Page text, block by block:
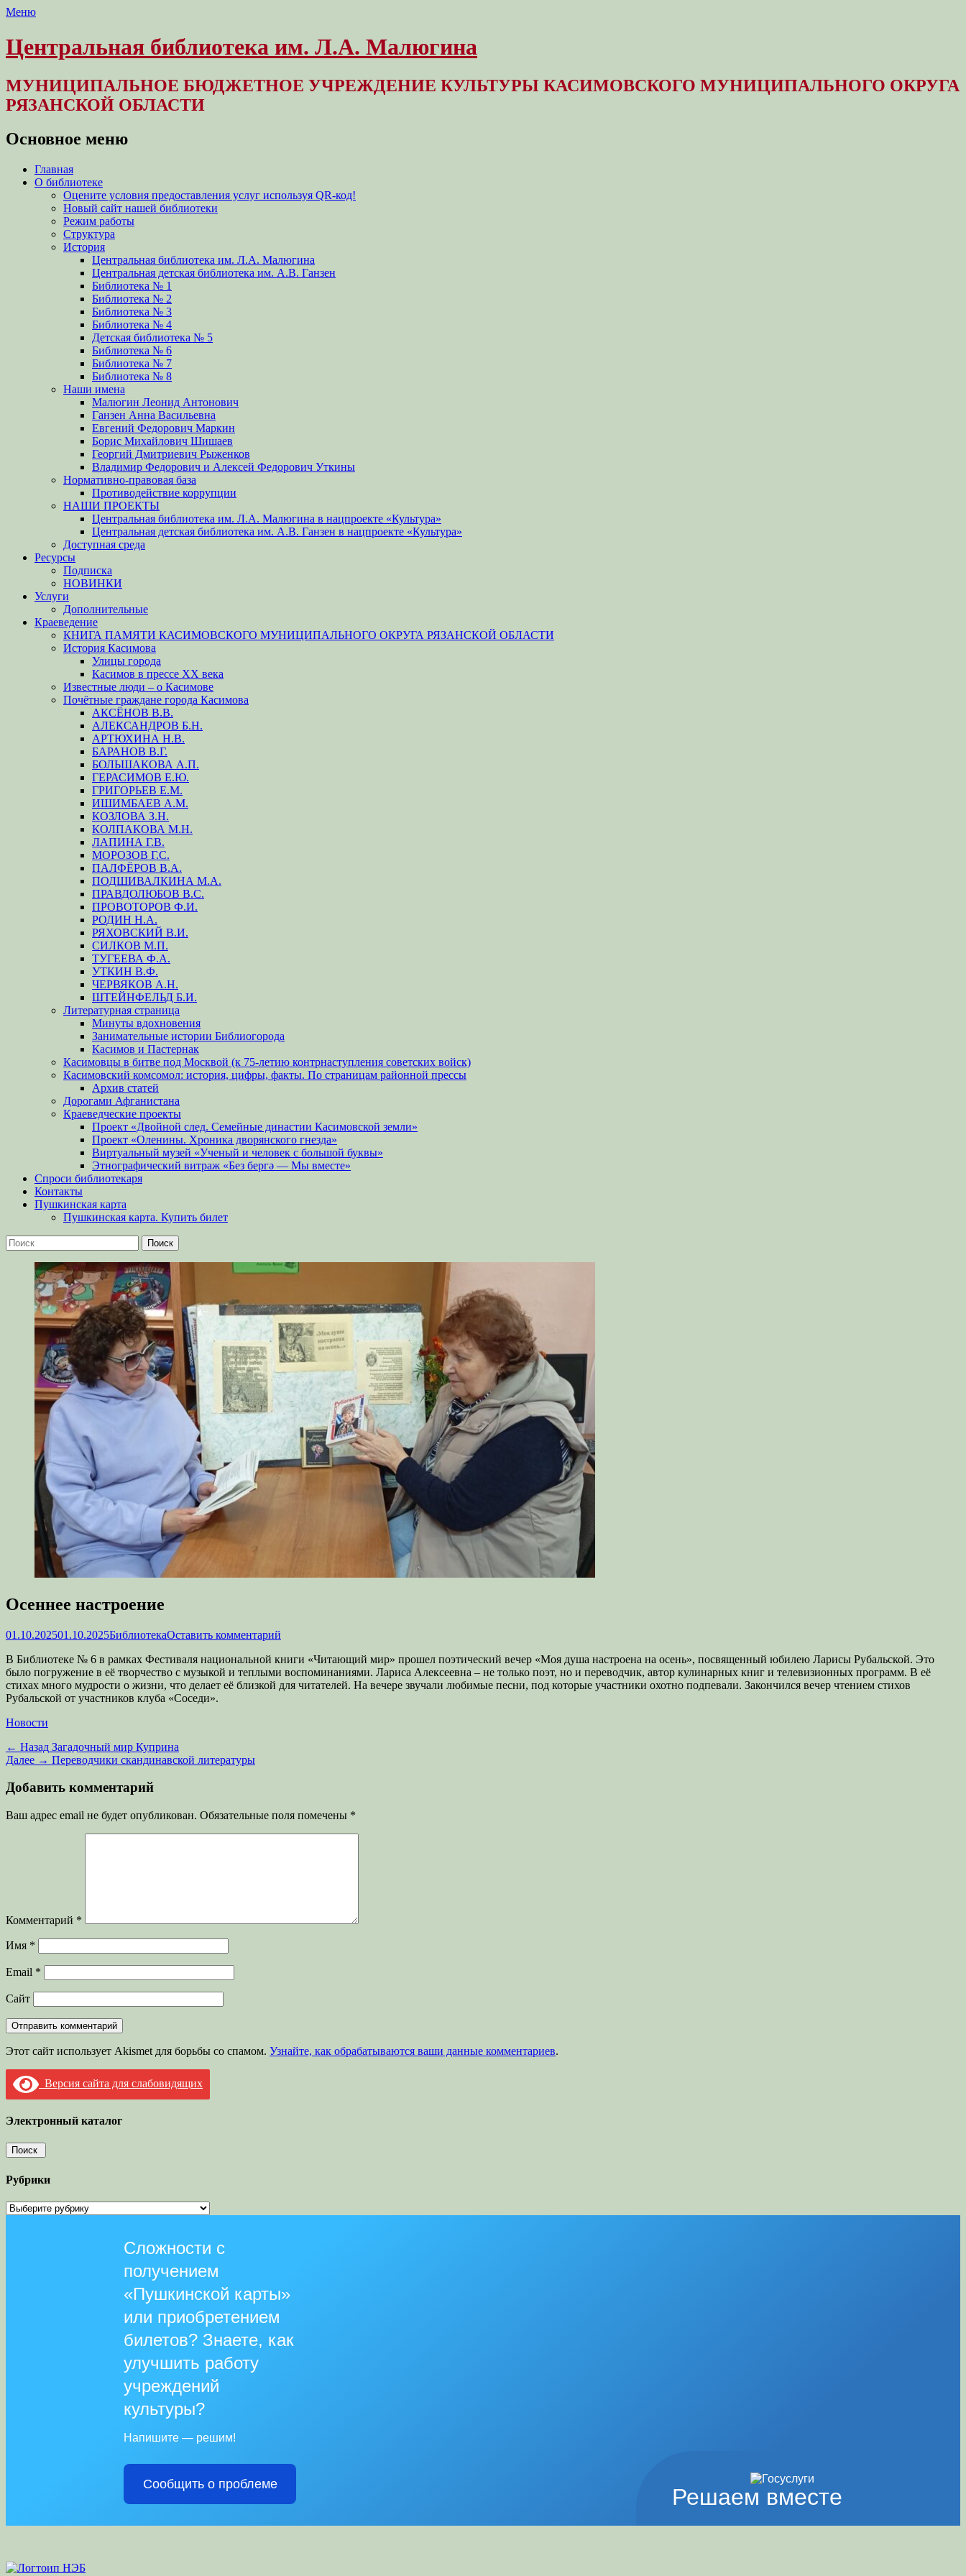
Меню
Центральная библиотека им. Л.А. Малюгина
МУНИЦИПАЛЬНОЕ БЮДЖЕТНОЕ УЧРЕЖДЕНИЕ КУЛЬТУРЫ КАСИМОВСКОГО МУНИЦИПАЛЬНОГО ОКРУГА
РЯЗАНСКОЙ ОБЛАСТИ
Основное меню
Перейти
содержимому
Главная
О библиотеке
Оцените условия предоставления услуг используя QR-код!
Новый сайт нашей библиотеки
Режим работы
Структура
История
Центральная библиотека им. Л.А. Малюгина
Центральная детская библиотека им. А.В. Ганзен
Библиотека № 1
Библиотека № 2
Библиотека № 3
Библиотека № 4
Детская библиотека № 5
Библиотека № 6
Библиотека № 7
Библиотека № 8
Наши имена
Малюгин Леонид Антонович
Ганзен Анна Васильевна
Евгений Федорович Маркин
Борис Михайлович Шишаев
Георгий Дмитриевич Рыженков
Владимир Федорович и Алексей Федорович Уткины
Нормативно-правовая база
Противодействие коррупции
НАШИ ПРОЕКТЫ
Центральная библиотека им. Л.А. Малюгина в нацпроекте «Культура»
Центральная детская библиотека им. А.В. Ганзен в нацпроекте «Культура»
Доступная среда
Ресурсы
Подписка
НОВИНКИ
Услуги
Дополнительные
Краеведение
КНИГА ПАМЯТИ КАСИМОВСКОГО МУНИЦИПАЛЬНОГО ОКРУГА РЯЗАНСКОЙ ОБЛАСТИ
История Касимова
Улицы города
Касимов в прессе XX века
Известные люди – о Касимове
Почётные граждане города Касимова
АКСЁНОВ В.В.
АЛЕКСАНДРОВ Б.Н.
АРТЮХИНА Н.В.
БАРАНОВ В.Г.
БОЛЬШАКОВА А.П.
ГЕРАСИМОВ Е.Ю.
ГРИГОРЬЕВ Е.М.
ИШИМБАЕВ А.М.
КОЗЛОВА З.Н.
КОЛПАКОВА М.Н.
ЛАПИНА Г.В.
МОРОЗОВ Г.С.
ПАЛФЁРОВ В.А.
ПОДШИВАЛКИНА М.А.
ПРАВДОЛЮБОВ В.С.
ПРОВОТОРОВ Ф.И.
РОДИН Н.А.
РЯХОВСКИЙ В.И.
СИЛКОВ М.П.
ТУГЕЕВА Ф.А.
УТКИН В.Ф.
ЧЕРВЯКОВ А.Н.
ШТЕЙНФЕЛЬД Б.И.
Литературная страница
Минуты вдохновения
Занимательные истории Библиогорода
Касимов и Пастернак
Касимовцы в битве под Москвой (к 75-летию контрнаступления советских войск)
Касимовский комсомол: история, цифры, факты. По страницам районной прессы
Архив статей
Дорогами Афганистана
Краеведческие проекты
Проект «Двойной след. Семейные династии Касимовской земли»
Проект «Оленины. Хроника дворянского гнезда»
Виртуальный музей «Ученый и человек с большой буквы»
Этнографический витраж «Без бергə — Мы вместе»
Спроси библиотекаря
Контакты
Пушкинская карта
Пушкинская карта. Купить билет
Поиск
Найти:
Осеннее настроение
Опубликовано
01.10.202501.10.2025Автор
БиблиотекаОставить комментарий
В Библиотеке № 6 в рамках Фестиваля национальной книги «Читающий мир» прошел поэтический вечер «Моя душа настроена на осень», посвященный юбилею Ларисы Рубальской. Это
было погружение в её творчество с музыкой и теплыми воспоминаниями. Лариса Алексеевна – не только поэт, но и переводчик, автор кулинарных книг и телевизионных программ. В её
стихах много мудрости о жизни, что делает её близкой для читателей. На вечере звучали любимые песни, под которые участники охотно подпевали. Закончился вечер чтением стихов
Рубальской от участников клуба «Соседи».
Категории
Новости
Навигация
по
записям
← Назад Предыдущая
запись:
Загадочный мир Куприна
Далее → Следующая
Переводчики скандинавской литературы
Добавить комментарий
Ваш адрес email не будет опубликован. Обязательные поля помечены *
Комментарий *
Имя *
Email *
Сайт
Этот сайт использует Akismet для борьбы со спамом. Узнайте, как обрабатываются ваши данные комментариев.
Версия сайта для слабовидящих
Электронный каталог
Рубрики
Рубрики
Решаем вместе
Сложности с
получением
«Пушкинской карты»
или приобретением
билетов? Знаете, как
улучшить работу
учреждений
культуры?
Напишите — решим!
Сообщить о проблеме